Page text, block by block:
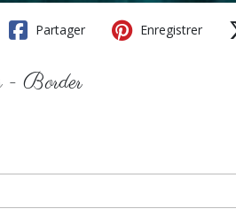
Partager Enregistrer
- Border